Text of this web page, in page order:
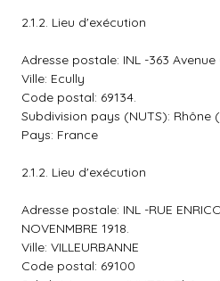
2.1.2. Lieu d'exécution
Adresse postale: INL -363
Ville: Ecully
Code postal: 69134.
Subdivision pays (NUTS): Rhône
Pays: France
2.1.2. Lieu d'exécution
Adresse postale: INL -RUE
NOVENMBRE 1918.
Ville: VILLEURBANNE
Code postal: 69100